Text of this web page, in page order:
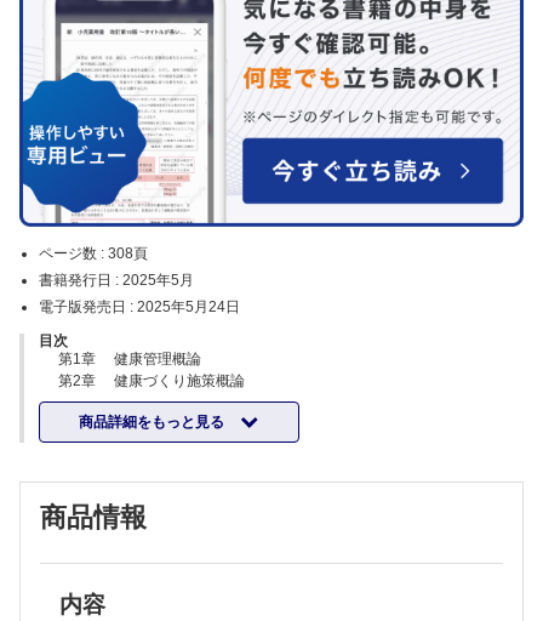
ページ数 : 308頁
書籍発行日 : 2025年5月
電子版発売日 : 2025年5月24日
目次
第1章 健康管理概論
第2章 健康づくり施策概論
第3章 生活習慣病（NCDs）
第4章 運動生理学
第5章 機能解剖とバイオメカニクス（運動・動作の力源）
第8章 体力測定と評価
第9章 健康づくり運動の実際
第12章 運動負荷試験
商品詳細をもっと見る
商品情報
内容